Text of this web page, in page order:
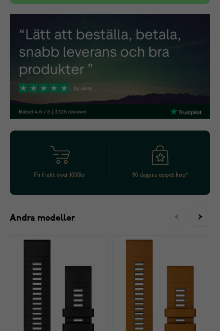
Fri frakt över 1000kr 90 dagars öppet köp*
Andra modeller